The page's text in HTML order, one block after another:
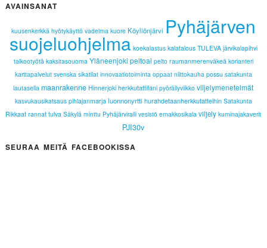
AVAINSANAT
kuusenkerkkä hyötykäyttö vadelma kuore Köyliönjärvi Pyhäjärven
suojeluohjelma koekalastus kalatalous TULEVA järvikalapihvi
talkootyötä kaksitasouoma Yläneenjoki peltoai pelto raumanmerenväkeä korianteri
karttapalvelut svenska sikatilat innovaatiotoiminta oppaat niittokauha possu satakunta
lautasella maanrakenne Hinnerjoki herkkutattifani pyöräilyviikko viljelymenetelmät
kasvukausikatsaus pihlajanmarja luonnonyrtti hurahdetaanherkkutatteihin Satakunta
Rikkaat rannat tulva Säkylä minttu Pyhäjärviralli vesistö emakkosikala viljely kuminajakaverit
PJI30v
SEURAA MEITÄ FACEBOOKISSA